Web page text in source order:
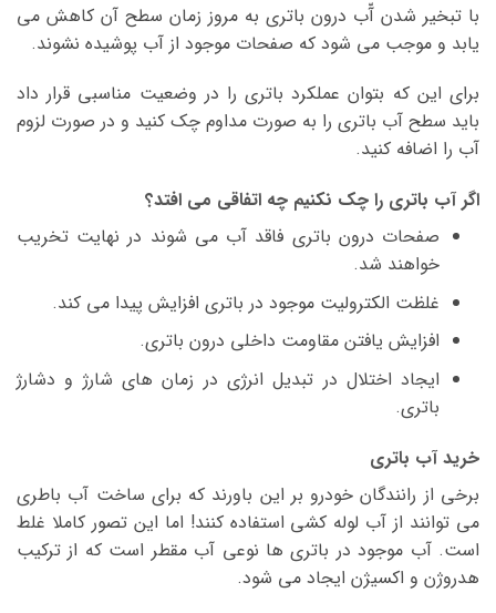
با تبخیر شدن آّب درون باتری به مروز زمان سطح آن کاهش می
یابد و موجب می شود که صفحات موجود از آب پوشیده نشوند.
برای این که بتوان عملکرد باتری را در وضعیت مناسبی قرار داد
باید سطح آب باتری را به صورت مداوم چک کنید و در صورت لزوم
آب را اضافه کنید.
اگر آب باتری را چک نکنیم چه اتفاقی می افتد؟
صفحات درون باتری فاقد آب می شوند در نهایت تخریب
خواهند شد.
غلظت الکترولیت موجود در باتری افزایش پیدا می کند.
افزایش یافتن مقاومت داخلی درون باتری.
ایجاد اختلال در تبدیل انرژی در زمان های شارژ و دشارژ
باتری.
خرید آب باتری
برخی از رانندگان خودرو بر این باورند که برای ساخت آب باطری
می توانند از آب لوله کشی استفاده کنند! اما این تصور کاملا غلط
است. آب موجود در باتری ها نوعی آب مقطر است که از ترکیب
هدروژن و اکسیژن ایجاد می شود.